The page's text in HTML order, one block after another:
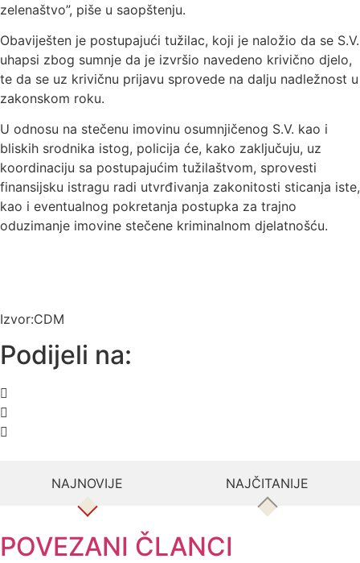
zelenaštvo”, piše u saopštenju.
Obaviješten je postupajući tužilac, koji je naložio da se S.V.
uhapsi zbog sumnje da je izvršio navedeno krivično djelo,
te da se uz krivičnu prijavu sprovede na dalju nadležnost u
zakonskom roku.
U odnosu na stečenu imovinu osumnjičenog S.V. kao i
bliskih srodnika istog, policija će, kako zaključuju, uz
koordinaciju sa postupajućim tužilaštvom, sprovesti
finansijsku istragu radi utvrđivanja zakonitosti sticanja iste,
kao i eventualnog pokretanja postupka za trajno
oduzimanje imovine stečene kriminalnom djelatnošću.
Izvor:CDM
Podijeli na:
NAJNOVIJE NAJČITANIJE
POVEZANI ČLANCI